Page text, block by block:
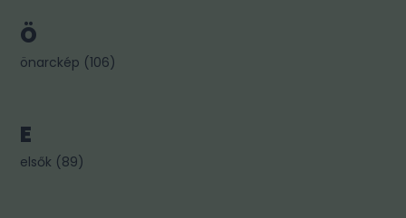
Ö
önarckép (106)
E
elsők (89)